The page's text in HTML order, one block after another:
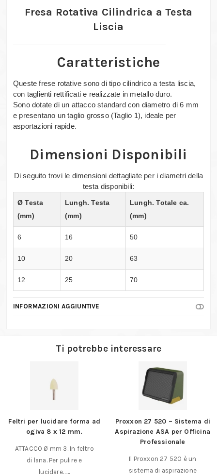
Duro
quantità
Fresa Rotativa Cilindrica a Testa
Liscia
Caratteristiche
Queste frese rotative sono di tipo cilindrico a testa liscia,
con taglienti rettificati e realizzate in metallo duro.
Sono dotate di un attacco standard con diametro di 6 mm
e presentano un taglio grosso (Taglio 1), ideale per
asportazioni rapide.
Dimensioni Disponibili
Di seguito trovi le dimensioni dettagliate per i diametri della
testa disponibili:
Ø Testa
(mm)
Lungh. Testa
(mm)
Lungh. Totale ca.
(mm)
6 16 50
10 20 63
12 25 70
INFORMAZIONI AGGIUNTIVE
Ti potrebbe interessare
Feltri per lucidare forma ad
ogiva 8 x 12 mm.
ATTACCO Ø mm 3. In feltro
di lana. Per pulire e
lucidare……
Proxxon 27 520 – Sistema di
Aspirazione ASA per Officina
Professionale
Il Proxxon 27 520 è un
sistema di aspirazione